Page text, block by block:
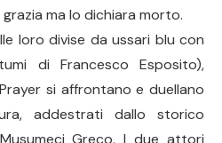
ma lo dichiara morto.
loro divise da ussari blu con
di Francesco Esposito),
si affrontano e duellano
addestrati dallo storico
Greco. I due attori